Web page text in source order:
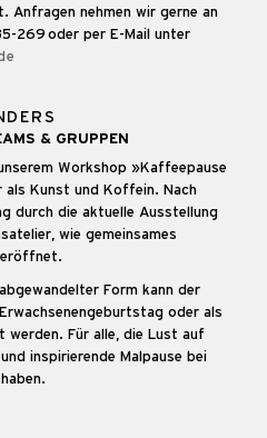
Anfragen nehmen wir gerne an
269 oder per E-Mail unter
& GRUPPEN
Workshop »Kaffeepause
als Kunst und Koffein. Nach
durch die aktuelle Ausstellung
wie gemeinsames
eröffnet.
Form kann der
oder als
werden. Für alle, die Lust auf
inspirierende Malpause bei